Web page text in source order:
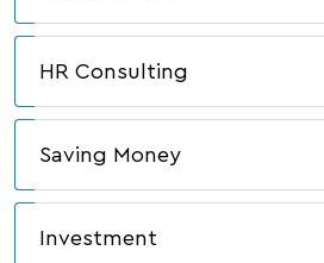
HR Consulting
Saving Money
Investment